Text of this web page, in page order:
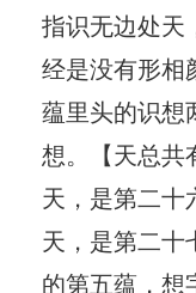
指识无边处天
经是没有形相
蕴里头的识想
想。【天总共
天，是第二十
天，是第二十
的第五蕴，想